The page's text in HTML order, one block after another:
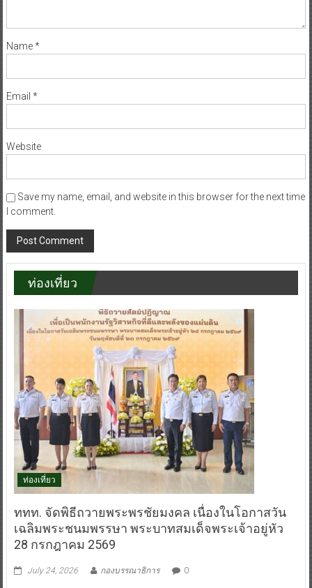
Name*
Email *
Website
Save my name, email, and website in this browser for the next time
I comment.
ท่องเที่ยว
ท่องเที่ยว
ททท. จัดพิธีถวายพระพรชัยมงคล เนื่องในโอกาสวัน
เฉลิมพระชนมพรรษา พระบาทสมเด็จพระเจ้าอยู่หัว
28 กรกฎาคม 2569
July 24, 2026 กองบรรณาธิการ 0